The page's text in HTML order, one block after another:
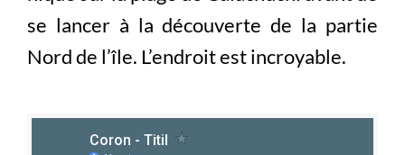
se lancer à la découverte de la partie
Nord de l’île. L’endroit est incroyable.